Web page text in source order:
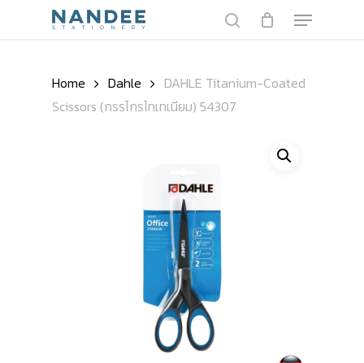
Menu
Home Dahle
DAHLE Titanium-Coated
Scissors (กรรไกรไทเทเนียม) 54307